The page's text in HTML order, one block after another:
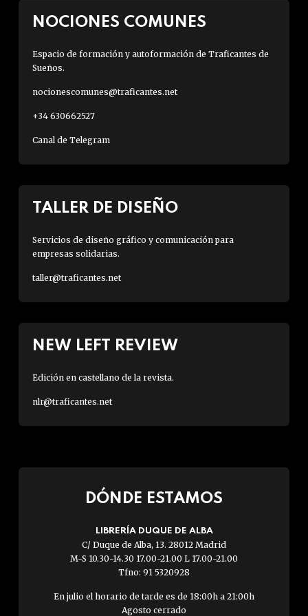
NOCIONES COMUNES
Espacio de formación y autoformación de Traficantes de
Sueños.
nocionescomunes@traficantes.net
+34 630662527
Canal de Telegram
TALLER DE DISEÑO
Servicios de diseño gráfico y comunicación para
empresas solidarias.
taller@traficantes.net
NEW LEFT REVIEW
Edición en castellano de la revista.
nlr@traficantes.net
DÓNDE ESTAMOS
LIBRERÍA DUQUE DE ALBA
C/ Duque de Alba, 13. 28012 Madrid
M-S 10.30-14.30 17.00-21.00 L 17.00-21.00
Tfno: 91 5320928
En julio el horario de tarde es de 18:00h a 21:00h
Agosto cerrado